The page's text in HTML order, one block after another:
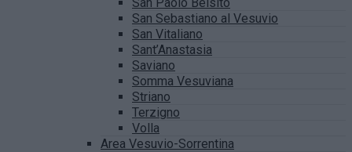
San Sebastiano al Vesuvio
San Vitaliano
Sant’Anastasia
Saviano
Somma Vesuviana
Striano
Terzigno
Volla
Area Vesuvio-Sorrentina